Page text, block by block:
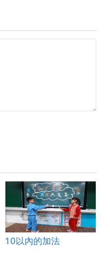
的
加
10以內的加法